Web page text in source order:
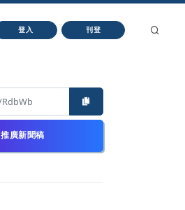
登入 刊登
推廣新聞稿